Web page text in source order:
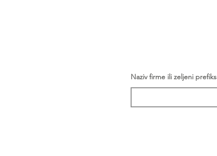
Naziv firme ili zeljeni prefiks